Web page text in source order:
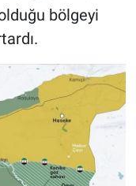
bölgeyi